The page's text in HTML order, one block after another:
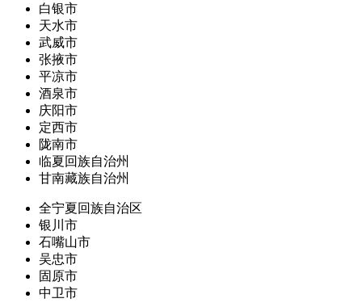
白银市
天水市
武威市
张掖市
平凉市
酒泉市
庆阳市
定西市
陇南市
临夏回族自治州
甘南藏族自治州
全宁夏回族自治区
银川市
石嘴山市
吴忠市
固原市
中卫市